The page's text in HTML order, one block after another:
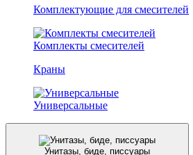
Комплектующие для смесителей
Комплекты смесителей
Краны
Универсальные
Унитазы, биде, писсуары